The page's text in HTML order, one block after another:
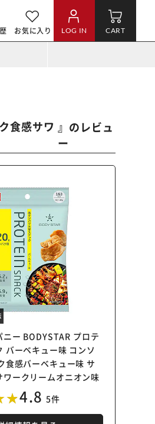
お気に入り LOG IN CART
食感サワ 』のレビュ
ー
ニー BODYSTAR プロテ
バーベキュー味 コンソ
食感バーベキュー味 サ
ワークリームオニオン味
4.8 5件